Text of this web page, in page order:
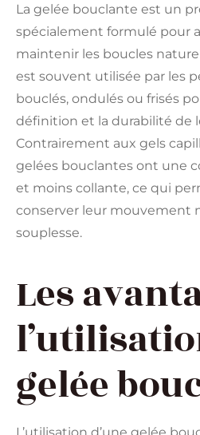
La gelée bouclante est un
spécialement formulé pour
maintenir les boucles
est souvent utilisée par les
bouclés, ondulés ou frisés
définition et la durabilité de
Contrairement aux gels
gelées bouclantes ont une
et moins collante, ce qui
conserver leur mouvement
souplesse.
Les
gelée